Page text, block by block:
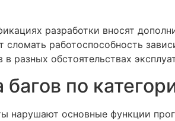
разработки вносят
работоспособность
разных обстоятельствах
багов по
нарушают основные функции